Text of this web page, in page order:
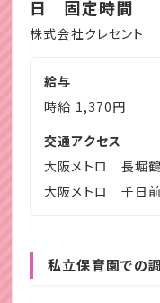
日 固定時間
株式会社クレセント
給与
時給 1,370円
交通アクセス
大阪メトロ 長堀
大阪メトロ 千日
私立保育園での